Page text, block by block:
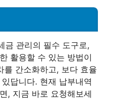
금 관리의 필수 도구로,
활용할 수 있는 방법이
를 간소화하고, 보다 효율
답니다. 현재 납부내역
, 지금 바로 요청해보세